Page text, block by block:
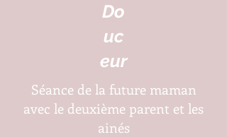
Do
uc
eur
Séance de la future maman
avec le deuxième parent et les
ainés